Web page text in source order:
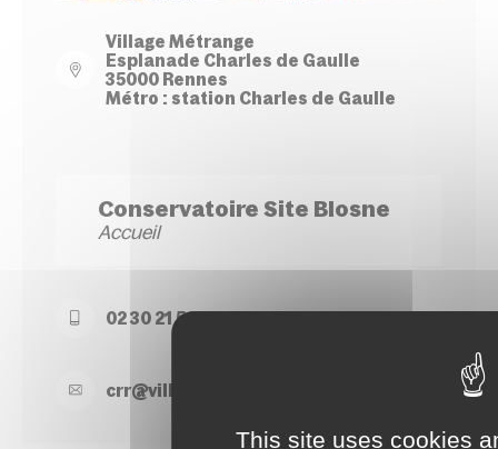
Village Métrange
Esplanade Charles de Gaulle
35000 Rennes
Métro : station Charles de Gaulle
Conservatoire Site Blosne
Accueil
02 30 21 50 74
crr@ville-
This site uses cookies